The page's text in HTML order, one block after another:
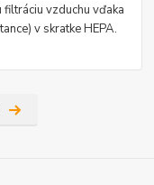
filtráciu vzduchu vďaka
v skratke HEPA.